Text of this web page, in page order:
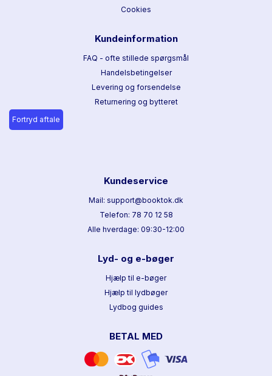
Cookies
Kundeinformation
FAQ - ofte stillede spørgsmål
Handelsbetingelser
Levering og forsendelse
Returnering og bytteret
Fortryd aftale
Kundeservice
Mail: support@booktok.dk
Telefon: 78 70 12 58
Alle hverdage: 09:30-12:00
Lyd- og e-bøger
Hjælp til e-bøger
Hjælp til lydbøger
Lydbog guides
BETAL MED